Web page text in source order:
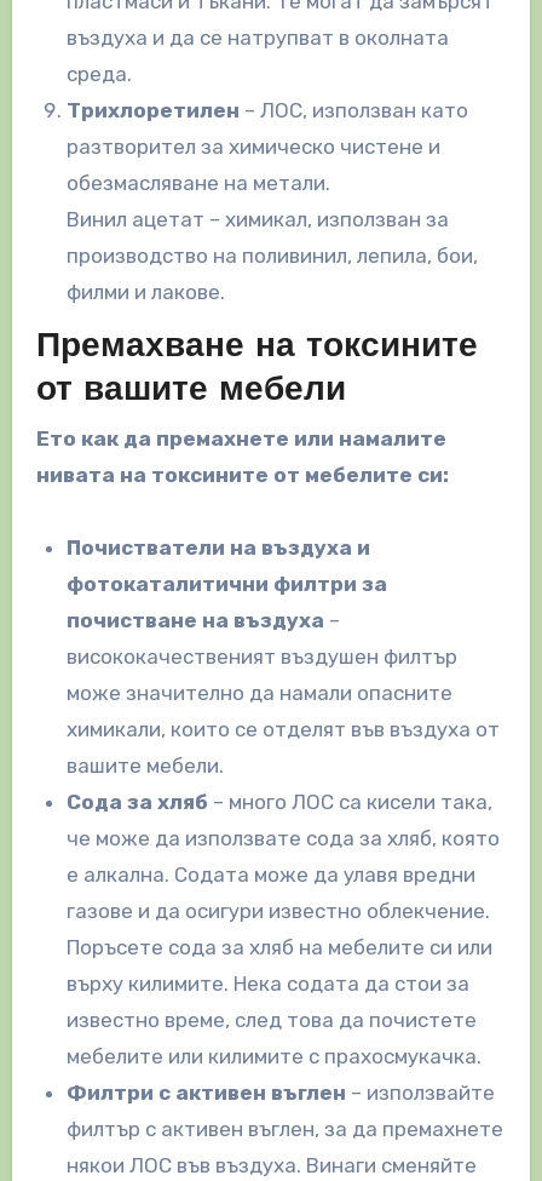
въздуха и да се натрупват в околната
среда.
Трихлоретилен – ЛОС, използван като
разтворител за химическо чистене и
обезмасляване на метали.
Винил ацетат – химикал, използван за
производство на поливинил, лепила, бои,
филми и лакове.
Премахване на токсините
от вашите мебели
Ето как да премахнете или намалите
нивата на токсините от мебелите си:
Почистватели на въздуха и
фотокаталитични филтри за
почистване на въздуха –
висококачественият въздушен филтър
може значително да намали опасните
химикали, които се отделят във въздуха от
вашите мебели.
Сода за хляб – много ЛОС са кисели така,
че може да използвате сода за хляб, която
е алкална. Содата може да улавя вредни
газове и да осигури известно облекчение.
Поръсете сода за хляб на мебелите си или
върху килимите. Нека содата да стои за
известно време, след това да почистете
мебелите или килимите с прахосмукачка.
Филтри с активен въглен – използвайте
филтър с активен въглен, за да премахнете
някои ЛОС във въздуха. Винаги сменяйте